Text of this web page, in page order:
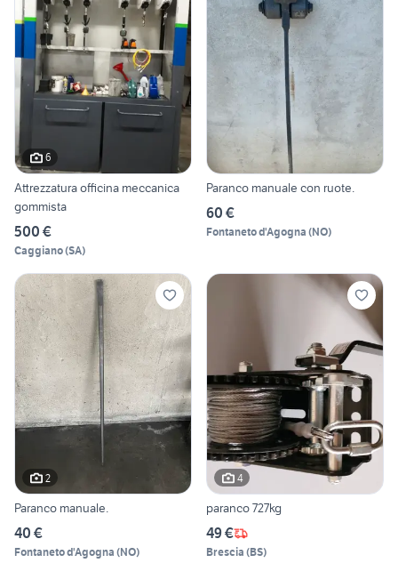
6
Attrezzatura officina meccanica
gommista
500 €
Caggiano(SA)
Paranco manuale con ruote.
60 €
Fontaneto d'Agogna (NO)
2
Paranco manuale.
40 €
Fontaneto d'Agogna (NO)
4
paranco 727kg
49 €
Brescia (BS)